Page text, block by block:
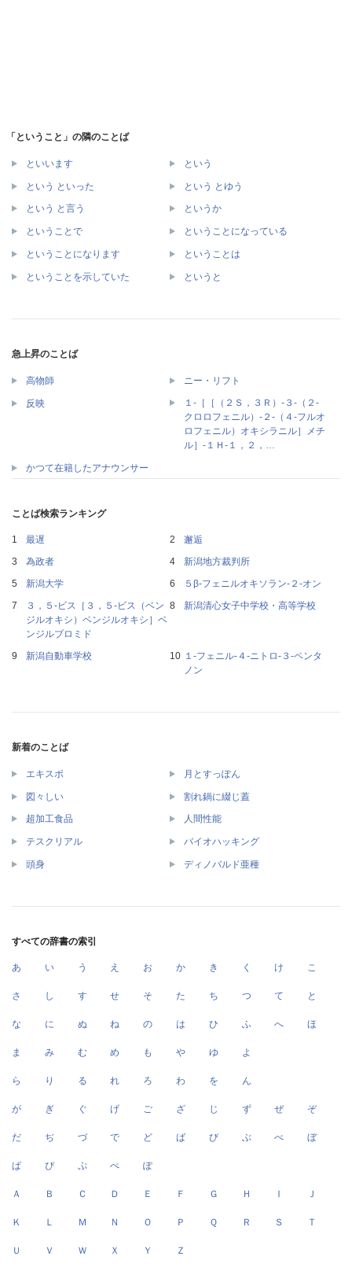
「ということ」の隣のことば
といいます という
という といった という とゆう
という と言う というか
ということで ということになっている
ということになります ということは
ということを示していた というと
急上昇のことば
高物師 ニー・リフト
反映
１‐［［（２Ｓ，３Ｒ）‐３‐（２‐
クロロフェニル）‐２‐（４‐フルオ
ロフェニル）オキシラニル］メチ
ル］‐１Ｈ‐１，２，…
かつて在籍したアナウンサー
ことば検索ランキング
最遅
邂逅
為政者
新潟地方裁判所
新潟大学
５β‐フェニルオキソラン‐２‐オン
３，５‐ビス［３，５‐ビス（ベン
ジルオキシ）ベンジルオキシ］ベ
ンジルブロミド
新潟清心女子中学校・高等学校
新潟自動車学校
１‐フェニル‐４‐ニトロ‐３‐ペンタ
ノン
新着のことば
エキスポ 月とすっぽん
図々しい 割れ鍋に綴じ蓋
超加工食品 人間性能
テスクリアル バイオハッキング
頭身 ディノバルド亜種
すべての辞書の索引
あ い う え お か き く け こ
さ し す せ そ た ち つ て と
な に ぬ ね の は ひ ふ へ ほ
ま み む め も や ゆ よ
ら り る れ ろ わ を ん
が ぎ ぐ げ ご ざ じ ず ぜ ぞ
だ ぢ づ で ど ば び ぶ べ ぼ
ぱ ぴ ぷ ぺ ぽ
Ａ Ｂ Ｃ Ｄ Ｅ Ｆ Ｇ Ｈ Ｉ Ｊ
Ｋ Ｌ Ｍ Ｎ Ｏ Ｐ Ｑ Ｒ Ｓ Ｔ
Ｕ Ｖ Ｗ Ｘ Ｙ Ｚ